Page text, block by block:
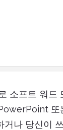
소프트 워드
또
나 당신이